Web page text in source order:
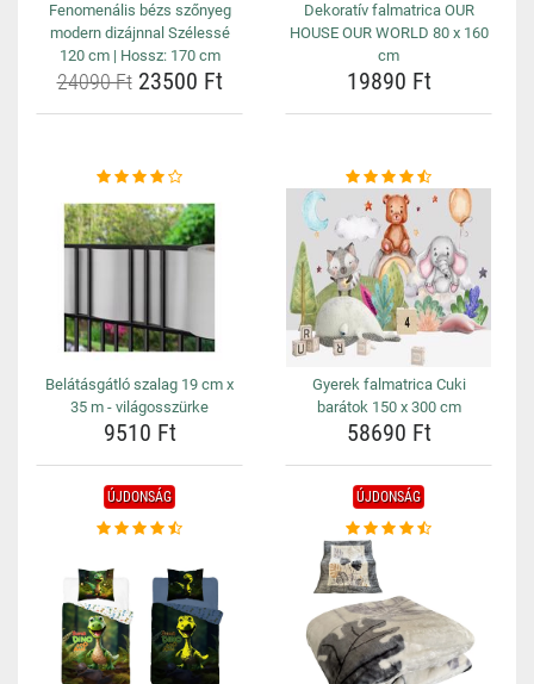
Fenomenális bézs szőnyeg
modern dizájnnal Szélessé
120 cm | Hossz: 170 cm
24090 Ft23500 Ft
Dekoratív falmatrica OUR
HOUSE OUR WORLD 80 x 160
cm
19890 Ft
Belátásgátló szalag 19 cm x
35 m - világosszürke
9510 Ft
Gyerek falmatrica Cuki
barátok 150 x 300 cm
58690 Ft
ÚJDONSÁG ÚJDONSÁG